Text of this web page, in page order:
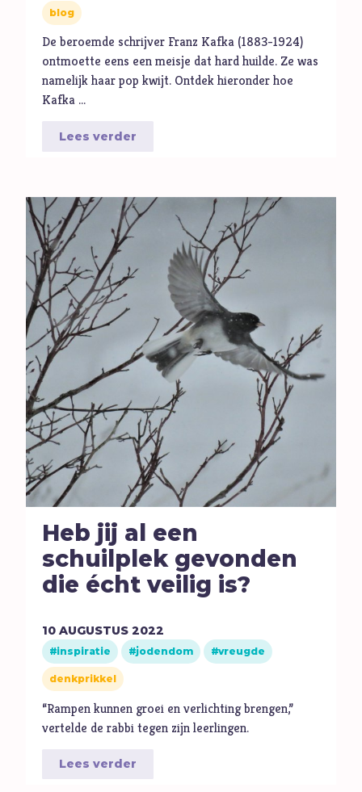
blog
De beroemde schrijver Franz Kafka (1883-1924)
ontmoette eens een meisje dat hard huilde. Ze was
namelijk haar pop kwijt. Ontdek hieronder hoe
Kafka …
Lees verder
Heb jij al een
schuilplek gevonden
die écht veilig is?
10 AUGUSTUS 2022
inspiratie jodendom vreugde
denkprikkel
“Rampen kunnen groei en verlichting brengen,”
vertelde de rabbi tegen zijn leerlingen.
Lees verder